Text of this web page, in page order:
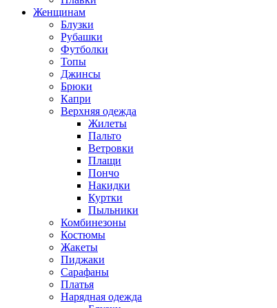
Женщинам
Блузки
Рубашки
Футболки
Топы
Джинсы
Брюки
Капри
Верхняя одежда
Жилеты
Пальто
Ветровки
Плащи
Пончо
Накидки
Куртки
Пыльники
Комбинезоны
Костюмы
Жакеты
Пиджаки
Сарафаны
Платья
Нарядная одежда